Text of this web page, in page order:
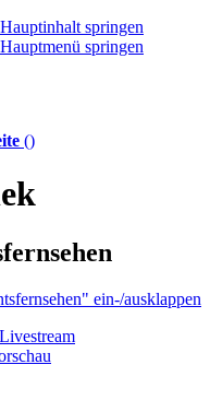
springen
springen
()
ein-/ausklappen
Livestream